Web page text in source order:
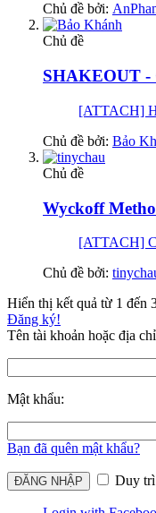
Chủ đề bởi:
Chủ đề
SHAKEOUT
[ATTACH]
Chủ đề bởi: Bảo
Chủ đề
Wyckoff
[ATTACH]
Chủ đề bởi:
Hiển thị kết quả từ 1 đến
Đăng ký!
Tên tài khoản hoặc địa
Mật khẩu:
Bạn đã quên mật khẩu?
Duy trì